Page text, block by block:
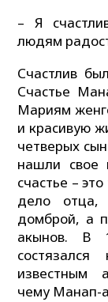
– Я
людям
Счастлив
Счастье
Мариям
и красивую
четверых
нашли свое
счастье –
дело отца,
домброй, а
акынов. В
известным
чему Манап-